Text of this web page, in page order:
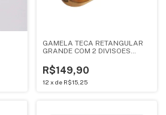
GAMELA TECA RETANGULAR
GRANDE COM 2 DIVISOES
R$149,90
12 x de R$15,25